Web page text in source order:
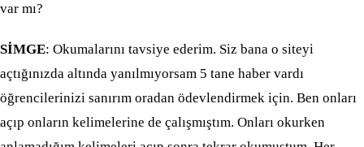
var mı?
SİMGE: Okumalarını tavsiye ederim. Siz bana o siteyi
açtığınızda altında yanılmıyorsam 5 tane haber vardı
öğrencilerinizi sanırım oradan ödevlendirmek için. Ben onları
açıp onların kelimelerine de çalışmıştım. Onları okurken